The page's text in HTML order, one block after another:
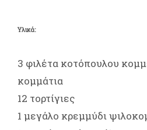
Υλικά:
3 φιλέτα κοτόπουλου
κομμάτια
12 τορτίγιες
1 μεγάλο κρεμμύδι